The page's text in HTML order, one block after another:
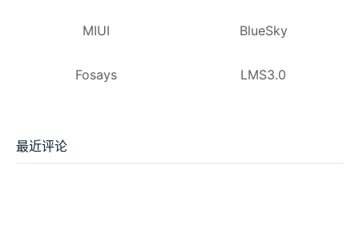
MIUI BlueSky
Fosays LMS3.0
最近评论